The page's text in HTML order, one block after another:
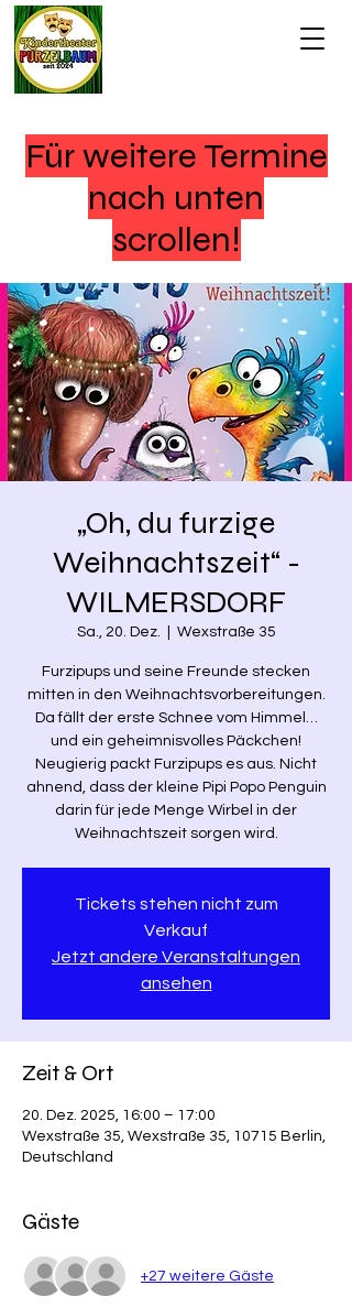
Für weitere Termine
nach unten
scrollen!
„Oh, du furzige
Weihnachtszeit“ -
WILMERSDORF
Sa., 20. Dez. Wexstraße 35
Furzipups und seine Freunde stecken
mitten in den Weihnachtsvorbereitungen.
Da fällt der erste Schnee vom Himmel…
und ein geheimnisvolles Päckchen!
Neugierig packt Furzipups es aus. Nicht
ahnend, dass der kleine Pipi Popo Penguin
darin für jede Menge Wirbel in der
Weihnachtszeit sorgen wird.
Tickets stehen nicht zum
Verkauf
Jetzt andere Veranstaltungen
ansehen
Zeit & Ort
20. Dez. 2025, 16:00 – 17:00
Wexstraße 35, Wexstraße 35, 10715 Berlin,
Deutschland
Gäste
+27 weitere Gäste